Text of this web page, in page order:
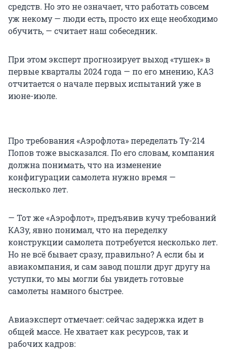
средств. Но это не означает, что работать совсем
уж некому — люди есть, просто их еще необходимо
обучить, — считает наш собеседник.
При этом эксперт прогнозирует выход «тушек» в
первые кварталы 2024 года — по его мнению, КАЗ
отчитается о начале первых испытаний уже в
июне-июле.
Про требования «Аэрофлота» переделать Ту-214
Попов тоже высказался. По его словам, компания
должна понимать, что на изменение
конфигурации самолета нужно время —
несколько лет.
— Тот же «Аэрофлот», предъявив кучу требований
КАЗу, явно понимал, что на переделку
конструкции самолета потребуется несколько лет.
Но не всё бывает сразу, правильно? А если бы и
авиакомпания, и сам завод пошли друг другу на
уступки, то мы могли бы увидеть готовые
самолеты намного быстрее.
Авиаэксперт отмечает: сейчас задержка идет в
общей массе. Не хватает как ресурсов, так и
рабочих кадров: